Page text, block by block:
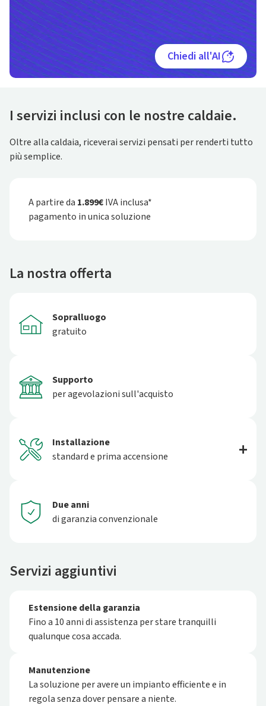
Chiedi all'AI
I servizi inclusi con le nostre caldaie.
Oltre alla caldaia, riceverai servizi pensati per renderti tutto
più semplice.
A partire da 1.899€IVA inclusa*
pagamento in unica soluzione
La nostra offerta
Sopralluogo
gratuito
Supporto
per agevolazioni sull'acquisto
Installazione
standard e prima accensione
Due anni
di garanzia convenzionale
Servizi aggiuntivi
Estensione della garanzia
Fino a 10 anni di assistenza per stare tranquilli
qualunque cosa accada.
Manutenzione
La soluzione per avere un impianto efficiente e in
regola senza dover pensare a niente.